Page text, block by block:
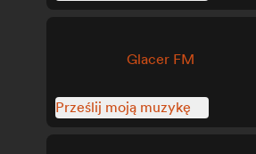
Glacer FM
Prześlij moją muzykę